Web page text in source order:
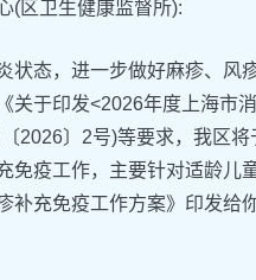
(区卫生健康监督所):
状态，进一步做好麻疹、
关于印发<2026年度上海市
2026〕2号)等要求，我区
免疫工作，主要针对适龄儿
补充免疫工作方案》印发给